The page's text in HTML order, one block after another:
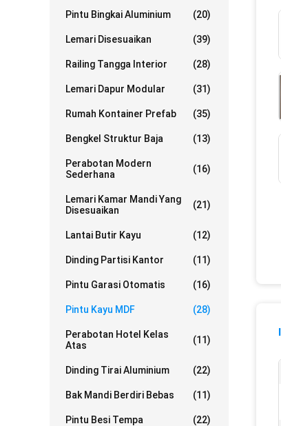
Pintu Bingkai Aluminium (20)
Lemari Disesuaikan (39)
Railing Tangga Interior (28)
Lemari Dapur Modular (31)
Rumah Kontainer Prefab (35)
Bengkel Struktur Baja (13)
Perabotan Modern
Sederhana
(16)
Lemari Kamar Mandi Yang
Disesuaikan
(21)
Lantai Butir Kayu (12)
Dinding Partisi Kantor (11)
Pintu Garasi Otomatis (16)
Pintu Kayu MDF (28)
Perabotan Hotel Kelas
Atas
(11)
Dinding Tirai Aluminium (22)
Bak Mandi Berdiri Bebas (11)
Pintu Besi Tempa (22)